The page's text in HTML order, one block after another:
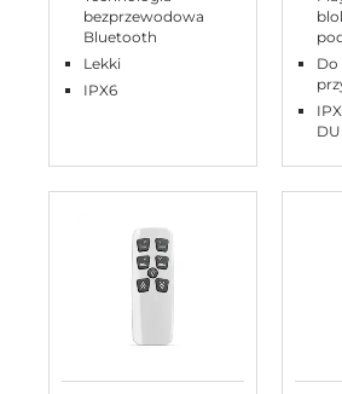
bezprzewodowa
Bluetooth
Lekki
IPX6
Do